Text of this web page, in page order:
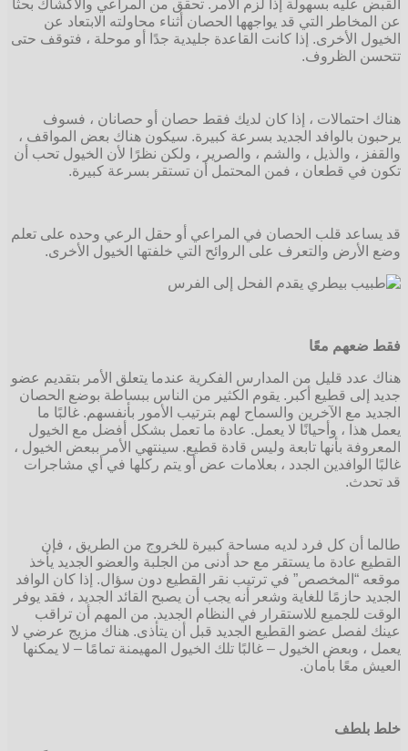
القبض عليه بسهولة إذا لزم الأمر. تحقق من المراعي والأكشاك بحثًا
عن المخاطر التي قد يواجهها الحصان أثناء محاولته الابتعاد عن
الخيول الأخرى. إذا كانت القاعدة جليدية جدًا أو موحلة ، فتوقف حتى
تتحسن الظروف.
هناك احتمالات ، إذا كان لديك فقط حصان أو حصانان ، فسوف
يرحبون بالوافد الجديد بسرعة كبيرة. سيكون هناك بعض المواقف ،
والقفز ، والذيل ، والشم ، والصرير ، ولكن نظرًا لأن الخيول تحب أن
تكون في قطعان ، فمن المحتمل أن تستقر بسرعة كبيرة.
قد يساعد قلب الحصان في المراعي أو حقل الرعي وحده على تعلم
وضع الأرض والتعرف على الروائح التي خلفتها الخيول الأخرى.
فقط ضعهم معًا
هناك عدد قليل من المدارس الفكرية عندما يتعلق الأمر بتقديم عضو
جديد إلى قطيع أكبر. يقوم الكثير من الناس ببساطة بوضع الحصان
الجديد مع الآخرين والسماح لهم بترتيب الأمور بأنفسهم. غالبًا ما
يعمل هذا ، وأحيانًا لا يعمل. عادة ما تعمل بشكل أفضل مع الخيول
المعروفة بأنها تابعة وليس قادة قطيع. سينتهي الأمر ببعض الخيول ،
غالبًا الوافدين الجدد ، بعلامات عض أو يتم ركلها في أي مشاجرات
قد تحدث.
طالما أن كل فرد لديه مساحة كبيرة للخروج من الطريق ، فإن
القطيع عادة ما يستقر مع حد أدنى من الجلبة والعضو الجديد يأخذ
موقعه “المخصص” في ترتيب نقر القطيع دون سؤال. إذا كان الوافد
الجديد حازمًا للغاية وشعر أنه يجب أن يصبح القائد الجديد ، فقد يوفر
الوقت للجميع للاستقرار في النظام الجديد. من المهم أن تراقب
عينك لفصل عضو القطيع الجديد قبل أن يتأذى. هناك مزيج عرضي لا
يعمل ، وبعض الخيول – غالبًا تلك الخيول المهيمنة تمامًا – لا يمكنها
العيش معًا بأمان.
خلط بلطف